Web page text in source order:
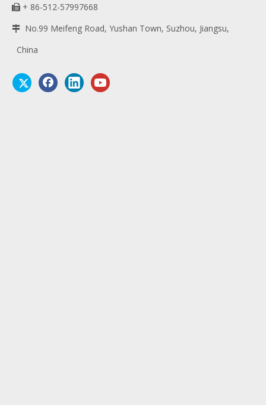
 + 86-512-57997668

No.99 Meifeng Road, Yushan Town, Suzhou, Jiangsu,
China